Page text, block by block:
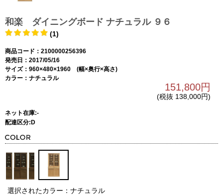
和楽 ダイニングボード ナチュラル ９６
(1)
商品コード：2100000256396
発売日：2017/05/16
サイズ：960×480×1960 (幅×奥行×高さ)
カラー：ナチュラル
151,800円
(税抜 138,000円)
ネット在庫:-
配達区分:D
選択されたカラー：ナチュラル